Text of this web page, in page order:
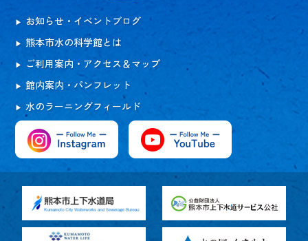
お知らせ・イベントブログ
熊本市水の科学館とは
ご利用案内・アクセス＆マップ
館内案内・パンフレット
水のラーニングフィールド